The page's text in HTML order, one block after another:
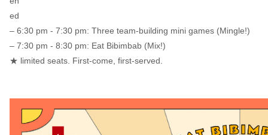
– 6:30 pm - 7:30 pm: Three team-building mini games (Mingle!)
– 7:30 pm - 8:30 pm: Eat Bibimbab (Mix!)
★ limited seats. First-come, first-served.